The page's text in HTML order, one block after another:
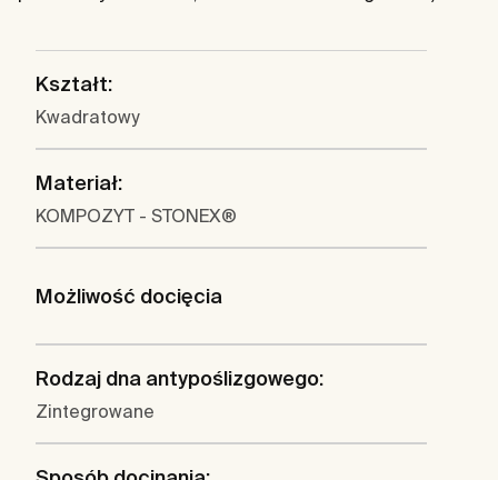
Kształt:
Kwadratowy
Materiał:
KOMPOZYT - STONEX®
Możliwość docięcia
Rodzaj dna antypoślizgowego:
Zintegrowane